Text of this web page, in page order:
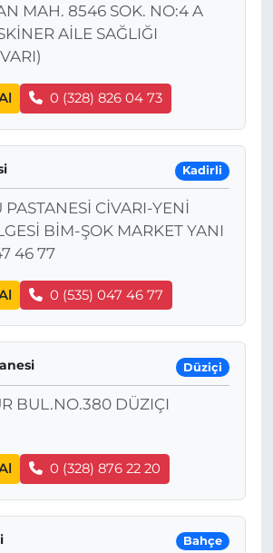
MAH. 8546 SOK. NO:4 A
AİLE SAĞLIĞI
0 (328) 826 04 73
Kadirli
CİVARI-YENİ
BİM-ŞOK MARKET YANI
46 77
0 (535) 047 46 77
Düziçi
BUL.NO.380 DÜZIÇI
0 (328) 876 22 20
Bahçe